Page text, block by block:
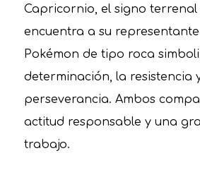
Capricornio, el signo terrenal
encuentra a su
Pokémon de tipo roca
determinación, la resistencia
perseverancia. Ambos
actitud responsable y una
trabajo.